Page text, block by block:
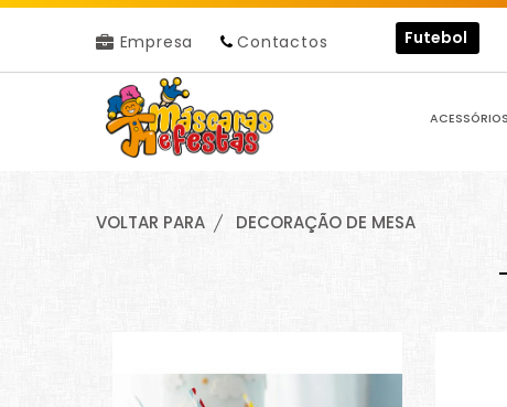
Empresa Contactos Futebol
ACESSÓRIOS
VOLTAR PARA DECORAÇÃO DE MESA